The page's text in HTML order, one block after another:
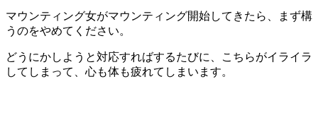
マウンティング女がマウンティング開始してきたら、まず構
うのをやめてください。
どうにかしようと対応すればするたびに、こちらがイライラ
してしまって、心も体も疲れてしまいます。